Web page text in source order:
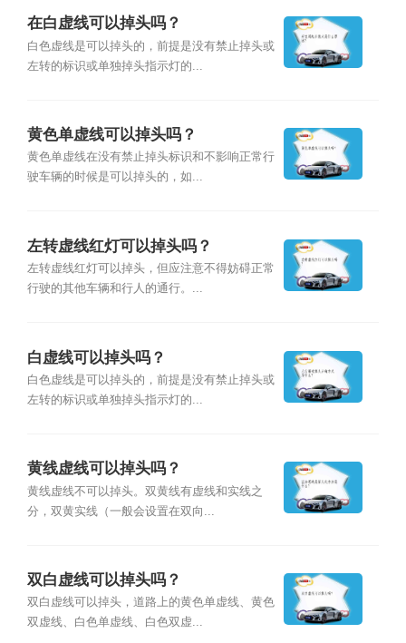
在白虚线可以掉头吗？
白色虚线是可以掉头的，前提是没有禁止掉头或
左转的标识或单独掉头指示灯的...
黄色单虚线可以掉头吗？
黄色单虚线在没有禁止掉头标识和不影响正常行
驶车辆的时候是可以掉头的，如...
左转虚线红灯可以掉头吗？
左转虚线红灯可以掉头，但应注意不得妨碍正常
行驶的其他车辆和行人的通行。...
白虚线可以掉头吗？
白色虚线是可以掉头的，前提是没有禁止掉头或
左转的标识或单独掉头指示灯的...
黄线虚线可以掉头吗？
黄线虚线不可以掉头。双黄线有虚线和实线之
分，双黄实线（一般会设置在双向...
双白虚线可以掉头吗？
双白虚线可以掉头，道路上的黄色单虚线、黄色
双虚线、白色单虚线、白色双虚...